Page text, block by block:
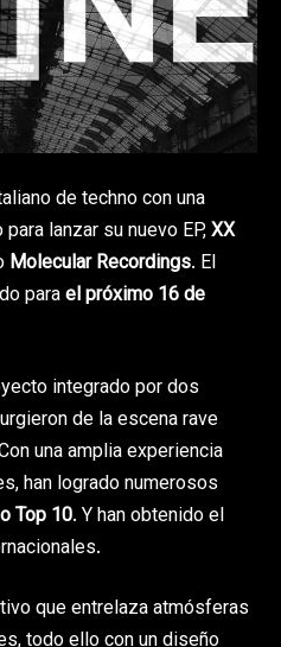
de techno con una
lanzar su nuevo EP,XX
Molecular Recordings. El
parael próximo 16 de
integrado por dos
de la escena rave
una amplia experiencia
han logrado numerosos
Top 10. Y han obtenido el
que entrelaza atmósferas